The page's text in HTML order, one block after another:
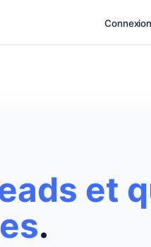
Connexion
et
.